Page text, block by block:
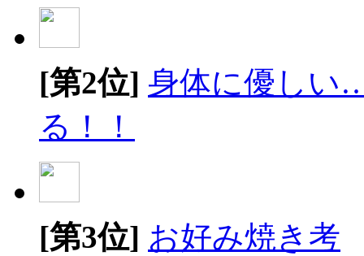
[第2位] 身体に優しい
る！！
[第3位] お好み焼き考